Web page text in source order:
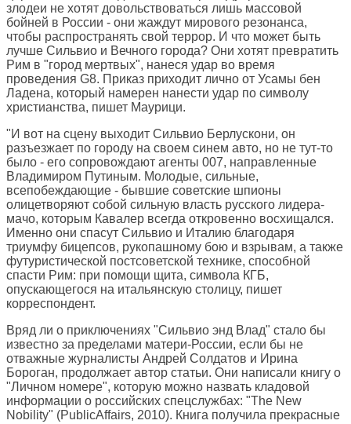
злодеи не хотят довольствоваться лишь массовой
бойней в России - они жаждут мирового резонанса,
чтобы распространять свой террор. И что может быть
лучше Сильвио и Вечного города? Они хотят превратить
Рим в "город мертвых", нанеся удар во время
проведения G8. Приказ приходит лично от Усамы бен
Ладена, который намерен нанести удар по символу
христианства, пишет Маурици.
"И вот на сцену выходит Сильвио Берлускони, он
разъезжает по городу на своем синем авто, но не тут-то
было - его сопровождают агенты 007, направленные
Владимиром Путиным. Молодые, сильные,
всепобеждающие - бывшие советские шпионы
олицетворяют собой сильную власть русского лидера-
мачо, которым Кавалер всегда откровенно восхищался.
Именно они спасут Сильвио и Италию благодаря
триумфу бицепсов, рукопашному бою и взрывам, а также
футуристической постсоветской технике, способной
спасти Рим: при помощи щита, символа КГБ,
опускающегося на итальянскую столицу, пишет
корреспондент.
Вряд ли о приключениях "Сильвио энд Влад" стало бы
известно за пределами матери-России, если бы не
отважные журналисты Андрей Солдатов и Ирина
Бороган, продолжает автор статьи. Они написали книгу о
"Личном номере", которую можно назвать кладовой
информации о российских спецслужбах: "The New
Nobility" (PublicAffairs, 2010). Книга получила прекрасные